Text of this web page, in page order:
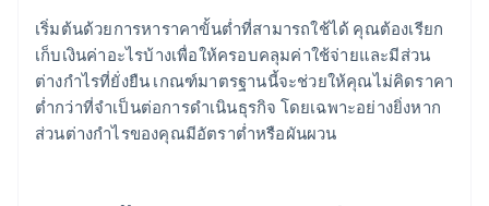
เริ่มต้นด้วยการหาราคาขั้นต่ำที่สามารถใช้ได้ คุณต้องเรียก
เก็บเงินค่าอะไรบ้างเพื่อให้ครอบคลุมค่าใช้จ่ายและมีส่วน
ต่างกำไรที่ยั่งยืน เกณฑ์มาตรฐานนี้จะช่วยให้คุณไม่คิดราคา
ต่ำกว่าที่จำเป็นต่อการดำเนินธุรกิจ โดยเฉพาะอย่างยิ่งหาก
ส่วนต่างกำไรของคุณมีอัตราต่ำหรือผันผวน